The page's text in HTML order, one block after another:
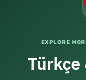
EXPLORE